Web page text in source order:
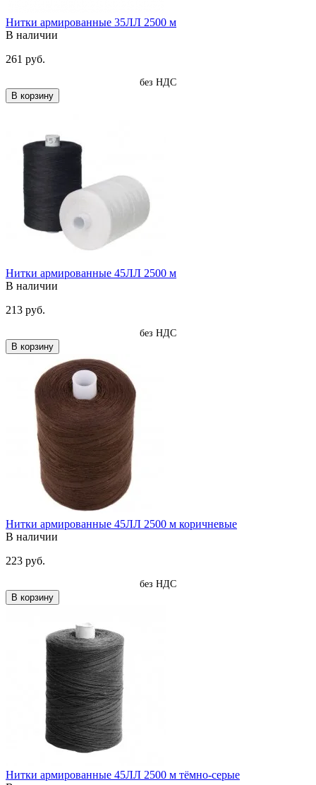
Нитки армированные 35ЛЛ 2500 м
В наличии
261 руб.
без НДС
В корзину
Нитки армированные 45ЛЛ 2500 м
В наличии
213 руб.
без НДС
В корзину
Нитки армированные 45ЛЛ 2500 м коричневые
В наличии
223 руб.
без НДС
В корзину
Нитки армированные 45ЛЛ 2500 м тёмно-серые